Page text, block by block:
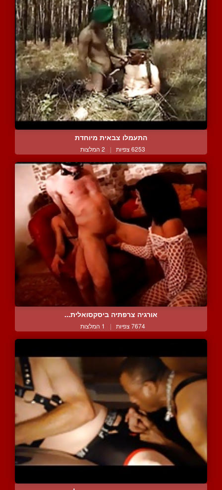
התעמלו צבאית מיוחדת
6253 צפיות | 2 המלצות
אורגיה צרפתיה ביסקסואלית...
7674 צפיות | 1 המלצות